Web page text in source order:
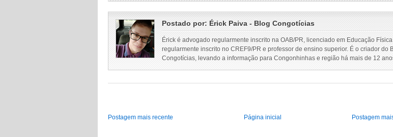
Postado por: Érick Paiva - Blog Congotícias
Érick é advogado regularmente inscrito na OAB/PR, licenciado em Educação Física
regularmente inscrito no CREF9/PR e professor de ensino superior. É o criador do
Congotícias, levando a informação para Congonhinhas e região há mais de 12
Postagem mais recente Postagem
Página inicial